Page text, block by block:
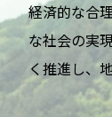
経済的な合
な社会の実
く推進し、